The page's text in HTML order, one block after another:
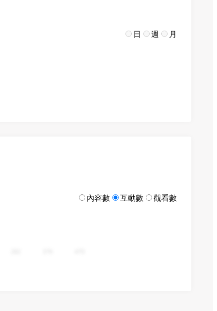
日 週 月
內容數 互動數 觀看數